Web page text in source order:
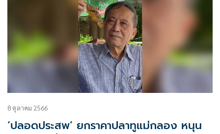
8 ตุลาคม 2566
‘ปลอดประสพ’ ยกราคาปลาทูแม่กลอง หนุน